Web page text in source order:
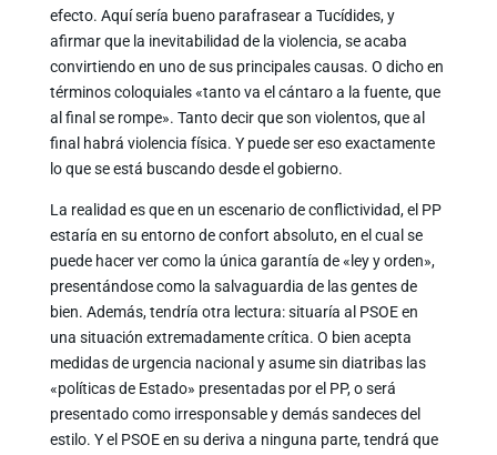
efecto. Aquí sería bueno parafrasear a Tucídides, y
afirmar que la inevitabilidad de la violencia, se acaba
convirtiendo en uno de sus principales causas. O dicho en
términos coloquiales «tanto va el cántaro a la fuente, que
al final se rompe». Tanto decir que son violentos, que al
final habrá violencia física. Y puede ser eso exactamente
lo que se está buscando desde el gobierno.
La realidad es que en un escenario de conflictividad, el PP
estaría en su entorno de confort absoluto, en el cual se
puede hacer ver como la única garantía de «ley y orden»,
presentándose como la salvaguardia de las gentes de
bien. Además, tendría otra lectura: situaría al PSOE en
una situación extremadamente crítica. O bien acepta
medidas de urgencia nacional y asume sin diatribas las
«políticas de Estado» presentadas por el PP, o será
presentado como irresponsable y demás sandeces del
estilo. Y el PSOE en su deriva a ninguna parte, tendrá que